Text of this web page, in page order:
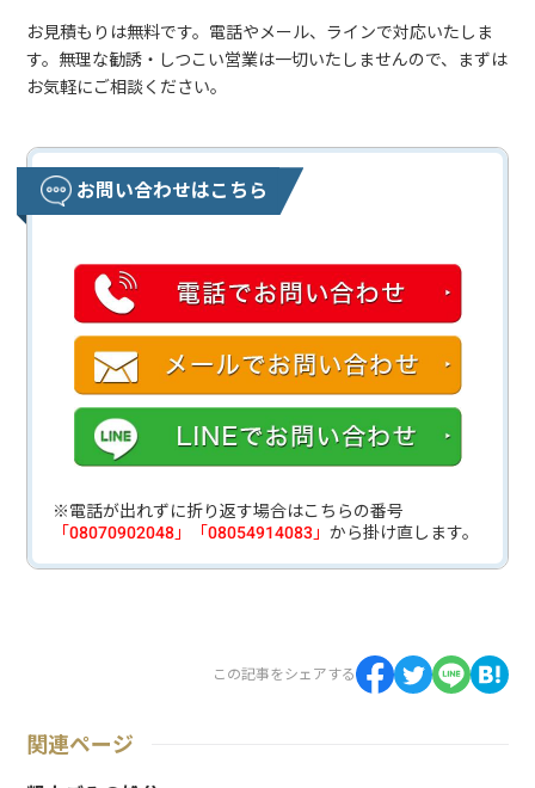
お見積もりは無料です。電話やメール、ラインで対応いたしま
す。無理な勧誘・しつこい営業は一切いたしませんので、まずは
お気軽にご相談ください。
お問い合わせはこちら
※電話が出れずに折り返す場合はこちらの番号
「08070902048」「08054914083」から掛け直します。
この記事をシェアする
関連ページ